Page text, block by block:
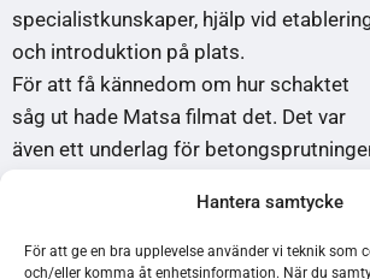
Hantera samtycke
För att ge en bra upplevelse använder vi teknik som
och/eller komma åt enhetsinformation. När du
specialistkunskaper, hjälp vid
och introduktion på plats.
För att få kännedom om hur schaktet
såg ut hade Matsa filmat det. Det var
även ett underlag för
betong sprutades på i varierande
och 150 millimeter, berättar Daniel